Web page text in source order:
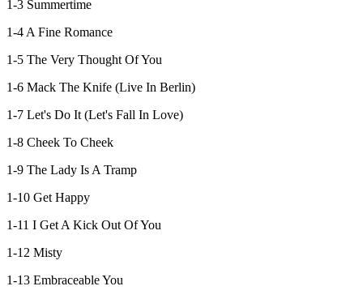
1-3 Summertime
1-4 A Fine Romance
1-5 The Very Thought Of You
1-6 Mack The Knife (Live In Berlin)
1-7 Let's Do It (Let's Fall In Love)
1-8 Cheek To Cheek
1-9 The Lady Is A Tramp
1-10 Get Happy
1-11 I Get A Kick Out Of You
1-12 Misty
1-13 Embraceable You